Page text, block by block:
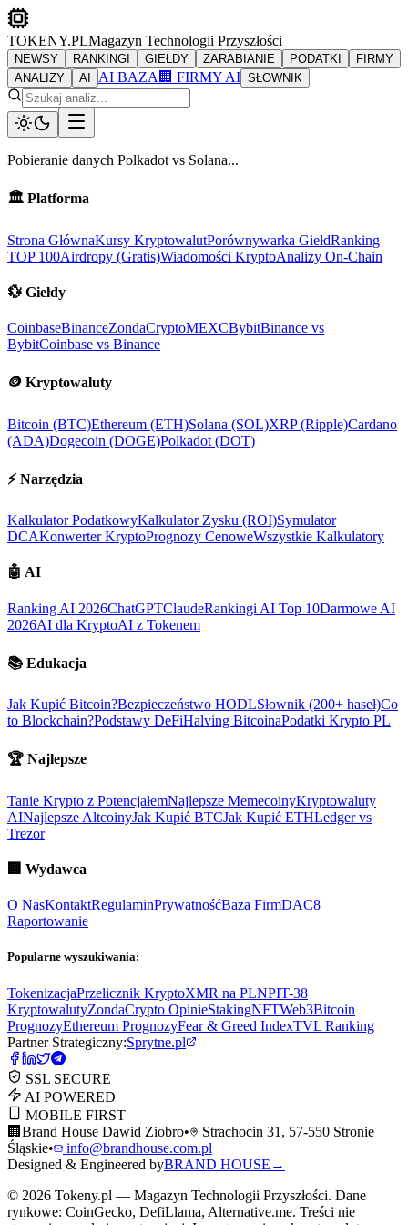
TOKENY.PLMagazyn Technologii Przyszłości
NEWSY RANKINGI GIEŁDY ZARABIANIE PODATKI
FIRMY
ANALIZY
AI AI BAZA 🏢 FIRMY AI SŁOWNIK
Pobieranie danych Polkadot vs Solana...
🏛️ Platforma
Strona GłównaKursy KryptowalutPorównywarka GiełdRanking
TOP 100Airdropy (Gratis)Wiadomości KryptoAnalizy On-Chain
💱 Giełdy
CoinbaseBinanceZondaCryptoMEXCBybitBinance vs
BybitCoinbase vs Binance
🪙 Kryptowaluty
Bitcoin (BTC)Ethereum (ETH)Solana (SOL)XRP (Ripple)Cardano
(ADA)Dogecoin (DOGE)Polkadot (DOT)
⚡ Narzędzia
Kalkulator PodatkowyKalkulator Zysku (ROI)Symulator
DCAKonwerter KryptoPrognozy CenoweWszystkie Kalkulatory
🤖 AI
Ranking AI 2026ChatGPTClaudeRankingi AI Top 10Darmowe AI
2026AI dla KryptoAI z Tokenem
📚 Edukacja
Jak Kupić Bitcoin?Bezpieczeństwo HODLSłownik (200+ haseł)Co
to Blockchain?Podstawy DeFiHalving BitcoinaPodatki Krypto PL
🏆 Najlepsze
Tanie Krypto z PotencjałemNajlepsze MemecoinyKryptowaluty
AINajlepsze AltcoinyJak Kupić BTCJak Kupić ETHLedger vs
Trezor
🏢 Wydawca
O NasKontaktRegulaminPrywatnośćBaza FirmDAC8
Raportowanie
Popularne wyszukiwania:
TokenizacjaPrzelicznik KryptoXMR na PLNPIT-38
KryptowalutyZondaCrypto OpinieStakingNFTWeb3Bitcoin
PrognozyEthereum PrognozyFear & Greed IndexTVL Ranking
Partner Strategiczny:Sprytne.pl
SSL SECURE
AI POWERED
MOBILE FIRST
🏢 Brand House Dawid Ziobro•
Strachocin 31, 57-550 Stronie
Śląskie•
info@brandhouse.com.pl
Designed & Engineered byBRAND HOUSE →
© 2026 Tokeny.pl — Magazyn Technologii Przyszłości. Dane
rynkowe: CoinGecko, DefiLlama, Alternative.me. Treści nie